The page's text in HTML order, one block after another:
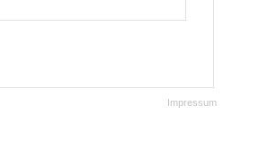
Anneliese
Impressum